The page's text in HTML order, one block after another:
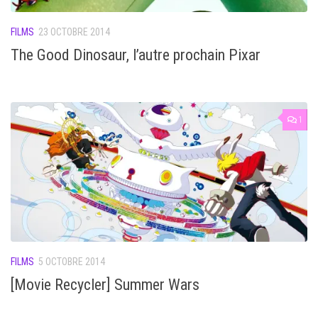
FILMS 23 OCTOBRE 2014
The Good Dinosaur, l’autre prochain Pixar
1
FILMS 5 OCTOBRE 2014
[Movie Recycler] Summer Wars